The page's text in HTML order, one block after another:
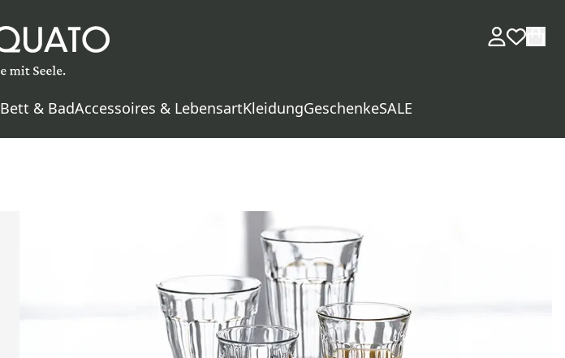
Bett & BadAccessoires & LebensartKleidungGeschenkeSALE